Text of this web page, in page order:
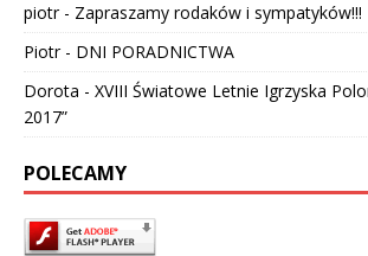
piotr- Zapraszamy rodaków i sympatyków!!!
Piotr- DNI PORADNICTWA
Dorota - XVIII Światowe Letnie Igrzyska
2017”
POLECAMY